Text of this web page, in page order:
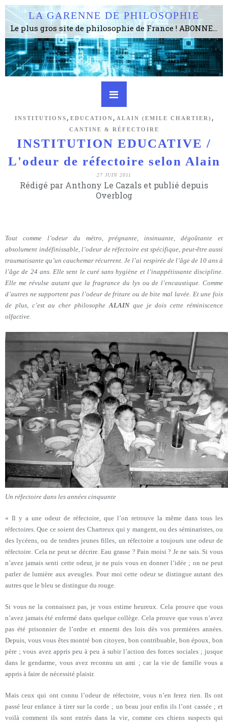
LA GARENNE DE PHILOSOPHIE
Le plus gros site de philosophie de France ! ABONNEZ-VOUS ! 4115 Articles, 1634 abonné·e·s, depuis 2006 . . . . . . . . 2 852 214 pages vues jusqu'à présent. Prestance et être apte à un plus grand nombre de choses.
INSTITUTIONS , EDUCATION , ALAIN (EMILE CHARTIER) ,
CANTINE & RÉFECTOIRE
INSTITUTION EDUCATIVE /
L'odeur de réfectoire selon Alain
27 JUIN 2011
Rédigé par Anthony Le Cazals et publié depuis
Overblog
Tout comme l’odeur du métro, prégnante, insinuante, dégoûtante et
absolument indéfinissable, l’odeur de réfectoire est spécifique, peut-être aussi
traumatisante qu’un cauchemar récurrent. Je l’ai respirée de l’âge de 10 ans à
l’âge de 24 ans. Elle sent le curé sans hygiène et l’inappétissante discipline.
Elle me révulse autant que la fragrance du lys ou de l’encaustique. Comme
d’autres ne supportent pas l’odeur de friture ou de bite mal lavée. Et une fois
de plus, c’est au cher philosophe ALAINque je dois cette réminiscence
olfactive.
Un réfectoire dans les années cinquante
« Il y a une odeur de réfectoire, que l’on retrouve la même dans tous les
réfectoires. Que ce soient des Chartreux qui y mangent, ou des séminaristes, ou
des lycéens, ou de tendres jeunes filles, un réfectoire a toujours une odeur de
réfectoire. Cela ne peut se décrire. Eau grasse ? Pain moisi ? Je ne sais. Si vous
n’avez jamais senti cette odeur, je ne puis vous en donner l’idée ; on ne peut
parler de lumière aux aveugles. Pour moi cette odeur se distingue autant des
autres que le bleu se distingue du rouge.
Si vous ne la connaissez pas, je vous estime heureux. Cela prouve que vous
n’avez jamais été enfermé dans quelque collège. Cela prouve que vous n’avez
pas été prisonnier de l’ordre et ennemi des lois dès vos premières années.
Depuis, vous vous êtes montré bon citoyen, bon contribuable, bon époux, bon
père ; vous avez appris peu à peu à subir l’action des forces sociales ; jusque
dans le gendarme, vous avez reconnu un ami ; car la vie de famille vous a
appris à faire de nécessité plaisir.
Mais ceux qui ont connu l’odeur de réfectoire, vous n’en ferez rien. Ils ont
passé leur enfance à tirer sur la corde ; un beau jour enfin ils l’ont cassée ; et
voilà comment ils sont entrés dans la vie, comme ces chiens suspects qui